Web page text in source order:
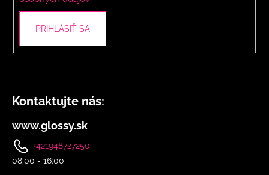
PRIHLÁSIŤ SA
Kontaktujte nás:
www.glossy.sk
+421948727250
08:00 - 16:00